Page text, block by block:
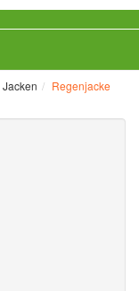
Jacken Regenjacke